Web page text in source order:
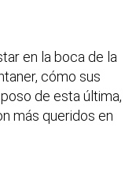
en la boca de la
cómo sus
de esta última,
más queridos en